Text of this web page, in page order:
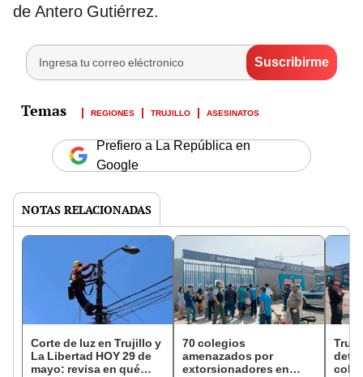
de Antero Gutiérrez.
REGIONES TRUJILLO ASESINATOS
Prefiero a La República en
Google
NOTAS RELACIONADAS
Corte de luz en Trujillo y
La Libertad HOY 29 de
mayo: revisa en qué
70 colegios
amenazados por
extorsionadores en